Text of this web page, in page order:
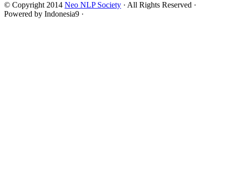
© Copyright 2014 Neo NLP Society · All Rights Reserved ·
Powered by Indonesia9 ·